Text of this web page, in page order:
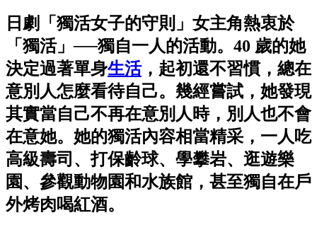
日劇「獨活女子的守則」女主角熱衷於
「獨活」──獨自一人的活動。40 歲的她
決定過著單身生活，起初還不習慣，總在
意別人怎麼看待自己。幾經嘗試，她發現
其實當自己不再在意別人時，別人也不會
在意她。她的獨活內容相當精采，一人吃
高級壽司、打保齡球、學攀岩、逛遊樂
園、參觀動物園和水族館，甚至獨自在戶
外烤肉喝紅酒。